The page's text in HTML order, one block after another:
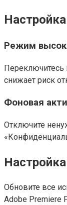
Режим
Переключитесь
снижает риск
Фоновая
Отключите
Обновите все
Adobe Premiere